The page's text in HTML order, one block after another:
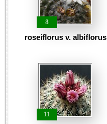
8
roseiflorus v. albiflorus
11